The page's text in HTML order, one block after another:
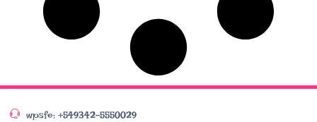
wpsfe: +549342-5550029